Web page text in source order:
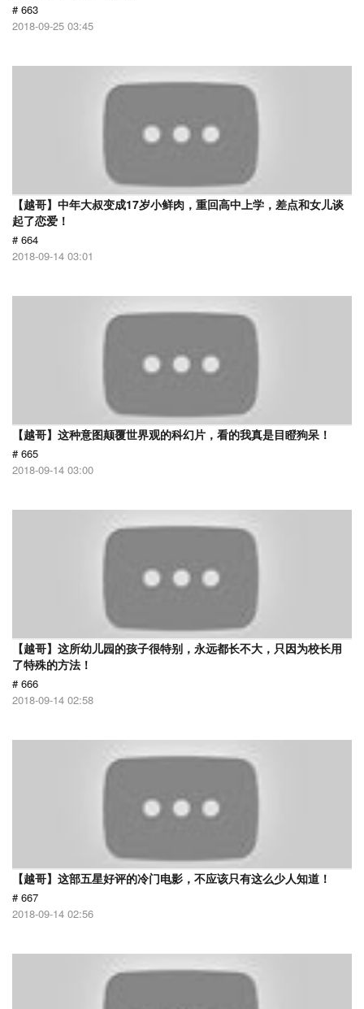
# 663
2018-09-25 03:45
【越哥】中年大叔变成17岁小鲜肉，重回高中上学，差点和女儿谈
起了恋爱！
# 664
2018-09-14 03:01
【越哥】这种意图颠覆世界观的科幻片，看的我真是目瞪狗呆！
# 665
2018-09-14 03:00
【越哥】这所幼儿园的孩子很特别，永远都长不大，只因为校长用
了特殊的方法！
# 666
2018-09-14 02:58
【越哥】这部五星好评的冷门电影，不应该只有这么少人知道！
# 667
2018-09-14 02:56